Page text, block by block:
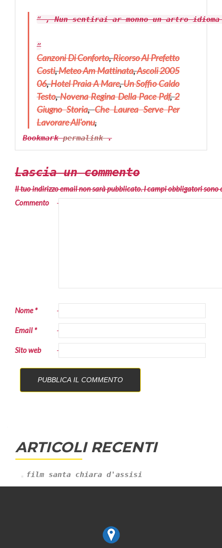
, Nun sentirai ar monno un artro
Canzoni Di Conforto,Ricorso Al Prefetto
Costi,Meteo Am Mattinata,Ascoli 2005
06,Hotel Praia A Mare,Un Soffio Caldo
Testo,Novena Regina Della Pace Pdf,2
Giugno Storia,Che Laurea Serve Per
Lavorare All'onu,
Bookmarkpermalink.
Lascia un commento
Il tuo indirizzo email non sarà pubblicato.I campi obbligatori sono
Commento
Nome*
Email *
Sito web
ARTICOLI RECENTI
film santa chiara d'assisi